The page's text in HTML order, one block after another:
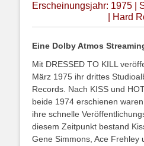
Erscheinungsjahr: 1975 |
| Hard
Eine Dolby Atmos
Mit DRESSED TO KILL
März 1975 ihr drittes
Records. Nach KISS und
beide 1974 erschienen
ihre schnelle
diesem Zeitpunkt bestand
Gene Simmons, Ace Frehley